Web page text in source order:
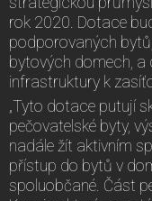
rok 2020. Dotace
podporovaných
bytových domech, a
infrastruktury k
„Tyto dotace putují
pečovatelské byty,
nadále žít aktivním
přístup do bytů v
spoluobčané. Část